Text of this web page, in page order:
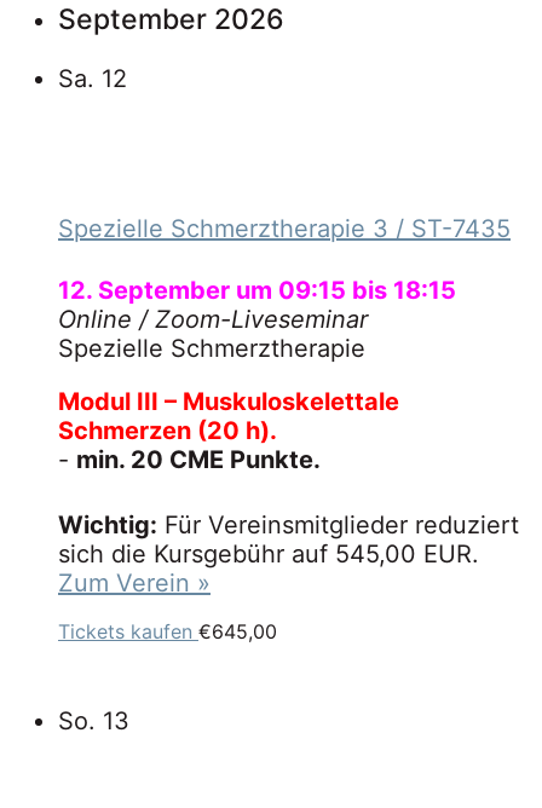
September 2026
Sa. 12
Spezielle Schmerztherapie 3 / ST-7435
12. September um 09:15 bis 18:15
Online / Zoom-Liveseminar
Spezielle Schmerztherapie
Modul III – Muskuloskelettale
Schmerzen (20 h).
- min. 20 CME Punkte.
Wichtig: Für Vereinsmitglieder reduziert
sich die Kursgebühr auf 545,00 EUR.
Zum Verein »
Tickets kaufen €645,00
So. 13